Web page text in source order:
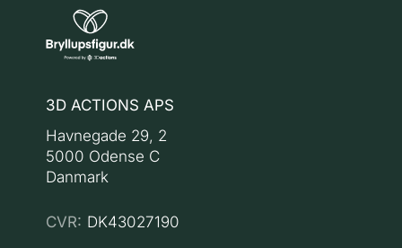
3D ACTIONS APS
Havnegade 29, 2
5000 Odense C
Danmark
CVR: DK43027190